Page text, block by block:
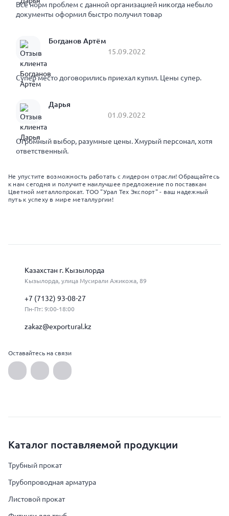
Все норм проблем с данной организацией никогда небыло
документы оформил быстро получил товар
Богданов Артём
15.09.2022
Супер место договорились приехал купил. Цены супер.
Дарья
01.09.2022
Огромный выбор, разумные цены. Хмурый персонал, хотя
ответственный.
Не упустите возможность работать с лидером отрасли! Обращайтесь
к нам сегодня и получите наилучшее предложение по поставкам
Цветной металлопрокат. ТОО "Урал Тех Экспорт" - ваш надежный
путь к успеху в мире металлургии!
Казахстан г. Кызылорда
Кызылорда, улица Мусирали Ажикожа, 89
+7 (7132) 93-08-27
Пн-Пт: 9:00-18:00
zakaz@exportural.kz
Оставайтесь на связи
Каталог поставляемой продукции
Трубный прокат
Трубопроводная арматура
Листовой прокат